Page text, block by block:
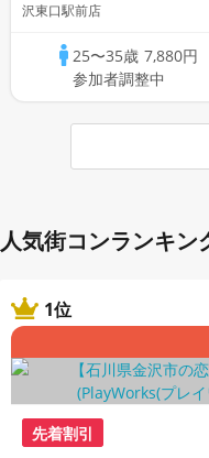
沢東口駅前店
25〜35歳 7,880円
参加者調整中
人気街コンランキン
1位
先着割引